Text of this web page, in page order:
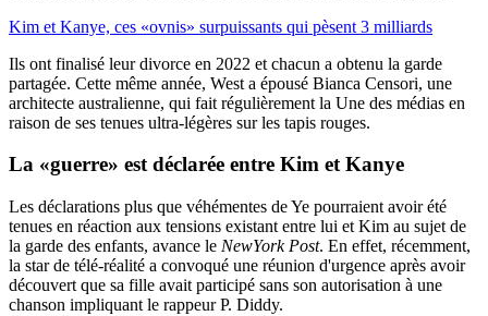
Kim et Kanye, ces «ovnis» surpuissants qui pèsent 3 milliards
Ils ont finalisé leur divorce en 2022 et chacun a obtenu la garde
partagée. Cette même année, West a épousé Bianca Censori, une
architecte australienne, qui fait régulièrement la Une des médias en
raison de ses tenues ultra-légères sur les tapis rouges.
La «guerre» est déclarée entre Kim et Kanye
Les déclarations plus que véhémentes de Ye pourraient avoir été
tenues en réaction aux tensions existant entre lui et Kim au sujet de
la garde des enfants, avance le NewYork Post. En effet, récemment,
la star de télé-réalité a convoqué une réunion d'urgence après avoir
découvert que sa fille avait participé sans son autorisation à une
chanson impliquant le rappeur P. Diddy.